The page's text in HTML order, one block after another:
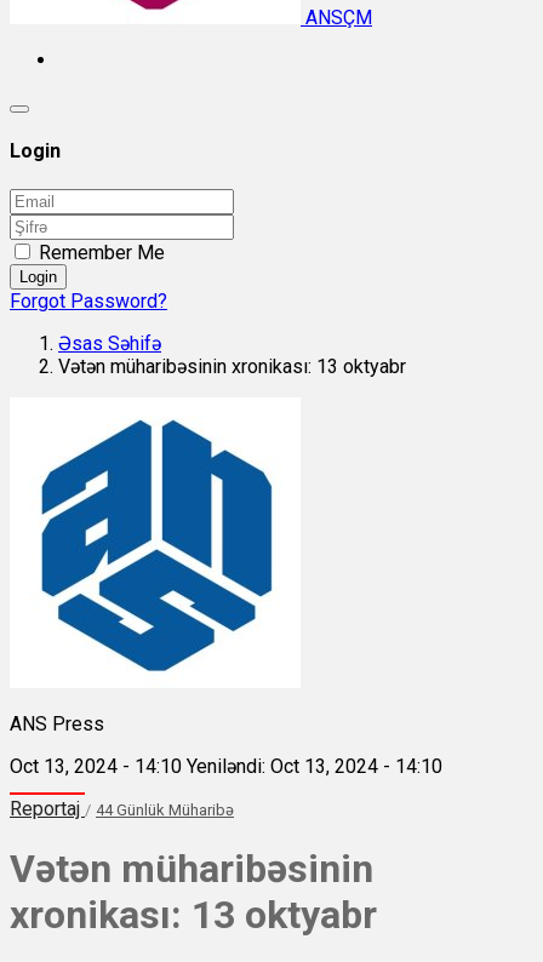
ANSÇM
Login
Remember Me
Login
Forgot Password?
Əsas Səhifə
Vətən müharibəsinin xronikası: 13 oktyabr
ANS Press
Oct 13, 2024 - 14:10 Yeniləndi: Oct 13, 2024 - 14:10
Reportaj / 44 Günlük Müharibə
Vətən müharibəsinin
xronikası: 13 oktyabr